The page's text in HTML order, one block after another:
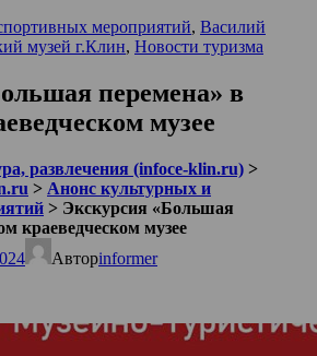
мероприятий, Василий
музей г.Клин, Новости туризма
перемена» в
музее
развлечения (infoce-klin.ru) >
> Анонс культурных и
> Экскурсия «Большая
краеведческом музее
Авторinformer